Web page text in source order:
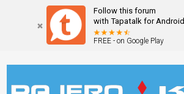
Follow this forum
with Tapatalk for Android
FREE - on Google Play